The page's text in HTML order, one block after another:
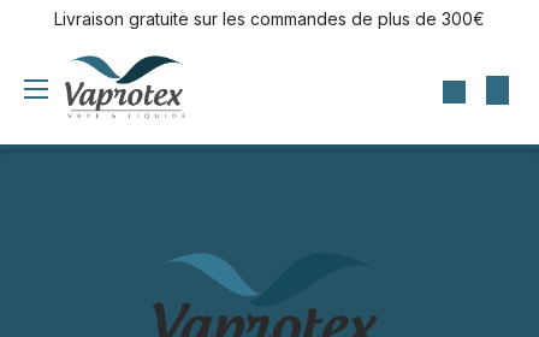
Se rendre au contenu
Livraison gratuite sur les commandes de plus de 300€